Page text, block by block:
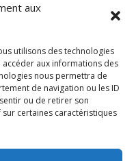
aux
utilisons des technologies
aux informations des
nous permettra de
de navigation ou les ID
ou de retirer son
certaines caractéristiques
Tarifs